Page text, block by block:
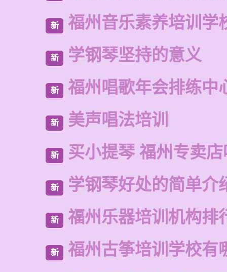
新 福州音乐素养培训学
新 学钢琴坚持的意义
新 福州唱歌年会排练中
新 美声唱法培训
新 买小提琴 福州专卖
新 学钢琴好处的简单介
新 福州乐器培训机构排
新 福州古筝培训学校有